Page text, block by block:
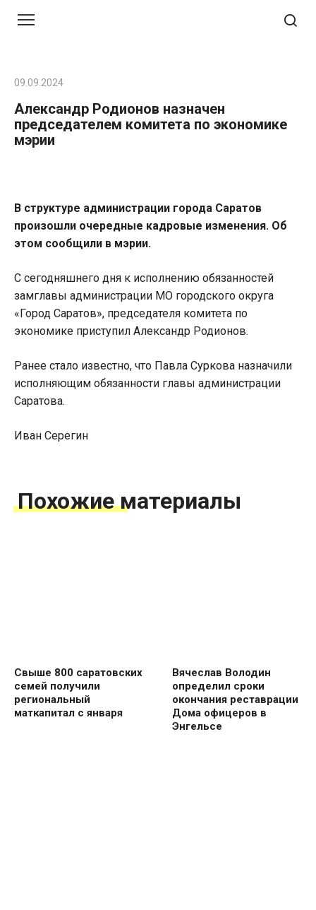
09.09.2024
Александр Родионов назначен
председателем комитета по экономике
мэрии
В структуре администрации города Саратов
произошли очередные кадровые изменения. Об
этом сообщили в мэрии.
С сегодняшнего дня к исполнению обязанностей
замглавы администрации МО городского округа
«Город Саратов», председателя комитета по
экономике приступил Александр Родионов.
Ранее стало известно, что Павла Суркова назначили
исполняющим обязанности главы администрации
Саратова.
Иван Серегин
Похожие материалы
Свыше 800 саратовских
семей получили
региональный
маткапитал с января
Вячеслав Володин
определил сроки
окончания реставрации
Дома офицеров в
Энгельсе